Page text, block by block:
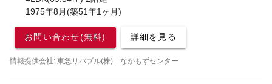
1975年8月(築51年1ヶ月)
お問い合わせ(無料) 詳細を見る
情報提供会社: 東急リバブル(株) なかもずセンター